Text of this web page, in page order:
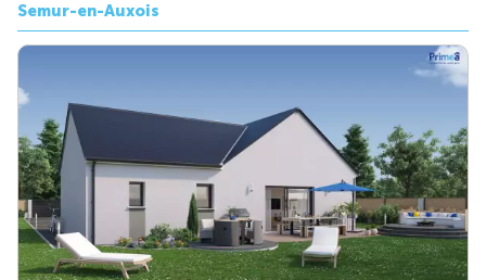
Semur-en-Auxois